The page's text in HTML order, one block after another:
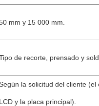
mm y 15 000 mm.
de recorte, prensado y
la solicitud del cliente
LCD y la placa principal).